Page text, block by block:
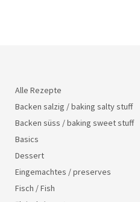
Alle Rezepte
Backen salzig / baking salty stuff
Backen süss / baking sweet stuff
Basics
Dessert
Eingemachtes / preserves
Fisch / Fish